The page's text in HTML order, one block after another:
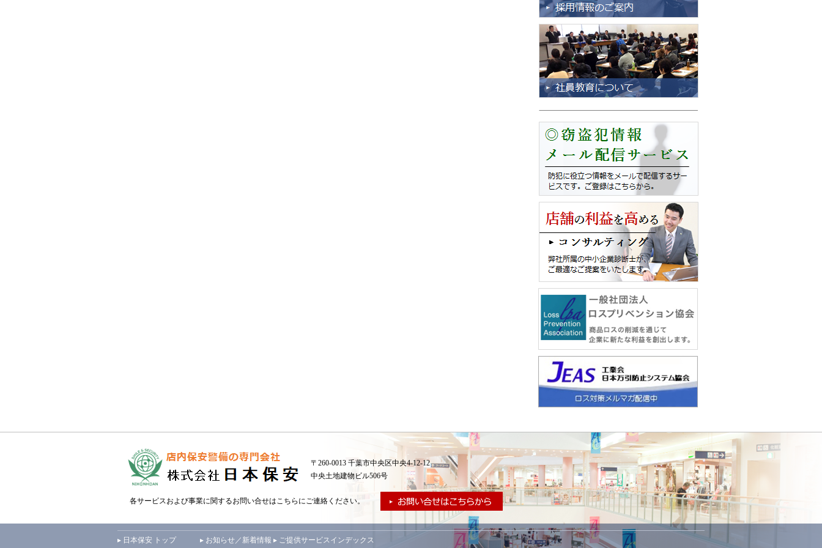
〒260-0013 千葉市中央区中央4-12-12
中央土地建物ビル506号
各サービスおよび事業に関するお問い合せはこちらにご連絡ください。
▸ 日本保安 トップ ▸ お知らせ／新着情報 ▸ ご提供サービスインデックス